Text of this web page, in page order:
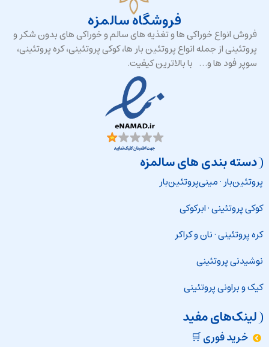
فروشگاه سالمزه
فروش انواع خوراکی ها و تغذیه های سالم و خوراکی های بدون شکر و
پروتئینی از جمله انواع پروتئین بار ها، کوکی پروتئینی، کره پروتئینی،
سوپر فود ها و… با بالاترین کیفیت.
دسته بندی های سالمزه
پروتئین‌بار·مینی‌پروتئین‌بار
کوکی پروتئینی·ابرکوکی
کره پروتئینی·نان و کراکر
نوشیدنی پروتئینی
کیک و براونی پروتئینی
لینک‌های مفید
خرید فوری 🛒